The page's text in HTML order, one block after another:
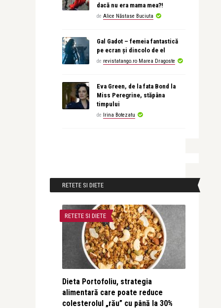
dacă nu era mama mea?!
de Alice Năstase Buciuta
Gal Gadot – femeia fantastică
pe ecran și dincolo de el
de revistatango.ro Marea Dragoste
Eva Green, de la fata Bond la
Miss Peregrine, stăpâna
timpului
de Irina Botezatu
RETETE SI DIETE
RETETE SI DIETE
Dieta Portofoliu, strategia
alimentară care poate reduce
colesterolul „rău” cu până la 30%